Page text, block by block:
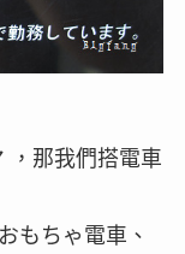
，那我們搭電車
もちゃ電車、